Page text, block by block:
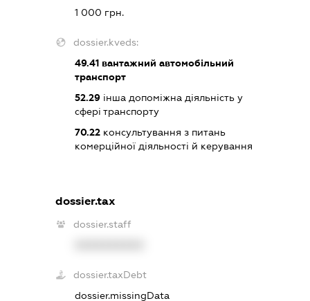
1 000 грн.
dossier.kveds:
49.41вантажний автомобільний
транспорт
52.29інша допоміжна діяльність у
сфері транспорту
70.22консультування з питань
комерційної діяльності й керування
dossier.tax
dossier.staff
dossier.taxDebt
dossier.missingData